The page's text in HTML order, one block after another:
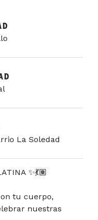
La Soledad
✨💃🏽
tu cuerpo,
nuestras